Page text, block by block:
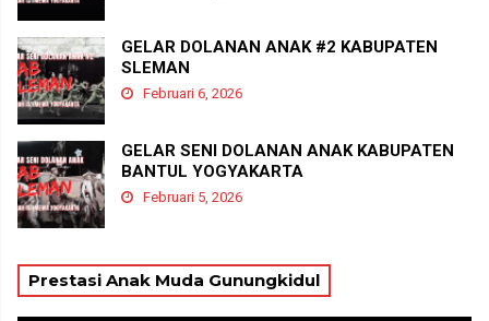
GELAR DOLANAN ANAK #2 KABUPATEN
SLEMAN
Februari 6, 2026
GELAR SENI DOLANAN ANAK KABUPATEN
BANTUL YOGYAKARTA
Februari 5, 2026
Prestasi Anak Muda Gunungkidul